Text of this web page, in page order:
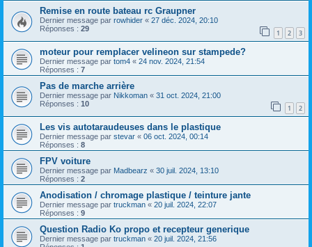
Remise en route bateau rc Graupner
Dernier message par rowhider « 27 déc. 2024, 20:10
Réponses : 29 1 2 3
moteur pour remplacer velineon sur stampede?
Dernier message par tom4 « 24 nov. 2024, 21:54
Réponses : 7
Pas de marche arrière
Dernier message par Nikkoman « 31 oct. 2024, 21:00
Réponses : 10 1 2
Les vis autotaraudeuses dans le plastique
Dernier message par stevar « 06 oct. 2024, 00:14
Réponses : 8
FPV voiture
Dernier message par Madbearz « 30 juil. 2024, 13:10
Réponses : 2
Anodisation / chromage plastique / teinture jante
Dernier message par truckman « 20 juil. 2024, 22:07
Réponses : 9
Question Radio Ko propo et recepteur generique
Dernier message par truckman « 20 juil. 2024, 21:56